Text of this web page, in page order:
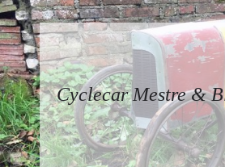
Cyclecar Mestre &